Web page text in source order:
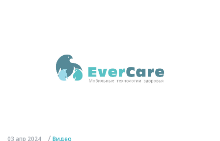
03 апр 2024 / Видео